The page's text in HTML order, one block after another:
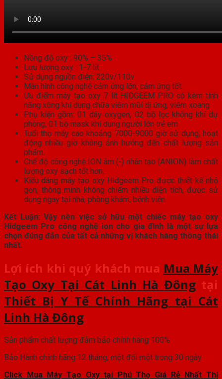
Nồng độ oxy : 90% – 35%
Lưu lượng oxy : 1-7 lít
Sử dụng nguồn điện: 220v/110v
Màn hình công nghệ cảm ứng lớn, cảm ứng tốt.
Ưu điểm máy tạo oxy 7 lít HIDGEEM PRO có kèm tính
năng xông khí dung chữa viêm mũi dị ứng, viêm xoang
Phụ kiện gồm: 01 dây oxygen, 02 bộ lọc không khí dự
phòng, 01 bộ mask khí dung người lớn trẻ em
Tuổi thọ máy cao khoảng 7000-9000 giờ sử dụng, hoạt
động nhiều giờ không ảnh hưởng đến chất lượng sản
phẩm.
Chế độ công nghệ ION âm (-) nhân tạo (ANION) làm chất
lượng oxy sạch tốt hơn.
Kiểu dáng máy tạo oxy Hidgeem Pro được thiết kế nhỏ
gọn, thông minh không chiếm nhiều diện tích, được sử
dụng ngay tại nhà, phòng khám, bệnh viện.
Kết Luận: Vậy nên việc sở hữu một chiếc máy tạo oxy
Hidgeem Pro công nghệ ion cho gia đình là một sự lựa
chọn đúng đắn của tất cả những vị khách hàng thông thái
nhất.
Lợi ích khi quý khách mua Mua Máy
Tạo Oxy Tại Cát Linh Hà Đông tại
Thiết Bị Y Tế Chính Hãng tại Cát
Linh Hà Đông
Sản phẩm chất lượng đảm bảo chính hãng 100%
Bảo Hành chính hãng 12 tháng, một đổi một trong 30 ngày
Click Mua Máy Tạo Oxy tại Phú Thọ Giá Rẻ Nhất Thị